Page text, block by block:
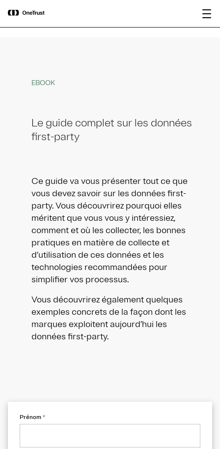
OneTrust nommée « Visionnaire »
dans le Magic Quadrant™ 2026 de
Gartner® pour les plateformes de
EBOOK
Le guide complet sur les données
first-party
Ce guide va vous présenter tout ce que
vous devez savoir sur les données first-
party. Vous découvrirez pourquoi elles
méritent que vous vous y intéressiez,
comment et où les collecter, les bonnes
pratiques en matière de collecte et
d’utilisation de ces données et les
technologies recommandées pour
simplifier vos processus.
Vous découvrirez également quelques
exemples concrets de la façon dont les
marques exploitent aujourd’hui les
données first-party.
Prénom *